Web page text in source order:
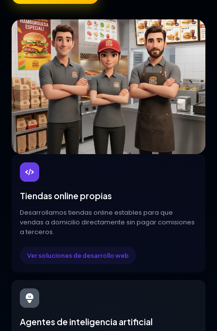
Tiendas online propias
Desarrollamos tiendas online estables para que
vendas a domicilio directamente sin pagar comisiones
a terceros.
Ver soluciones de desarrollo web
Agentes de inteligencia artificial